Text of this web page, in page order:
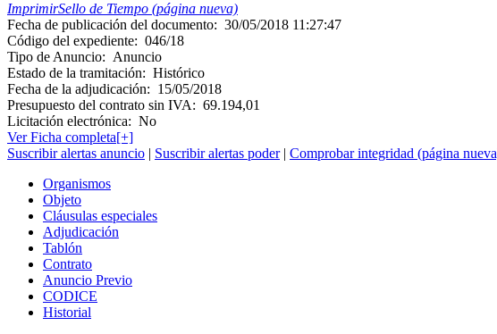
ImprimirSello de Tiempo (página nueva)
Fecha de publicación del documento: 30/05/2018 11:27:47
Código del expediente: 046/18
Tipo de Anuncio: Anuncio
Estado de la tramitación: Histórico
Fecha de la adjudicación: 15/05/2018
Presupuesto del contrato sin IVA: 69.194,01
Licitación electrónica: No
Ver Ficha completa[+]
Suscribir alertas anuncio | Suscribir alertas poder| Comprobar integridad (página
Organismos
Objeto
Cláusulas especiales
Adjudicación
Tablón
Contrato
Anuncio Previo
CODICE
Historial